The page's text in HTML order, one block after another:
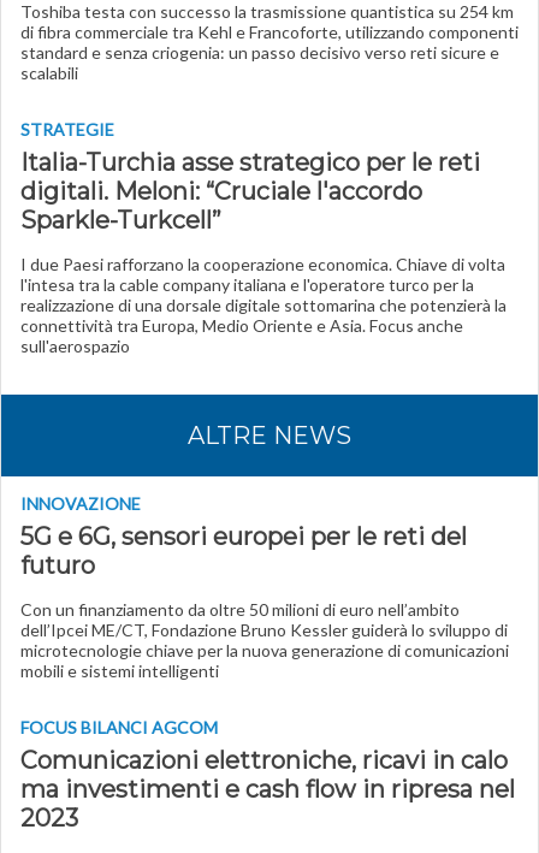
Toshiba testa con successo la trasmissione quantistica su 254 km
di fibra commerciale tra Kehl e Francoforte, utilizzando componenti
standard e senza criogenia: un passo decisivo verso reti sicure e
scalabili
STRATEGIE
Italia-Turchia asse strategico per le reti
digitali. Meloni: “Cruciale l'accordo
Sparkle-Turkcell”
I due Paesi rafforzano la cooperazione economica. Chiave di volta
l'intesa tra la cable company italiana e l'operatore turco per la
realizzazione di una dorsale digitale sottomarina che potenzierà la
connettività tra Europa, Medio Oriente e Asia. Focus anche
sull'aerospazio
ALTRE NEWS
INNOVAZIONE
5G e 6G, sensori europei per le reti del
futuro
Con un finanziamento da oltre 50 milioni di euro nell’ambito
dell’Ipcei ME/CT, Fondazione Bruno Kessler guiderà lo sviluppo di
microtecnologie chiave per la nuova generazione di comunicazioni
mobili e sistemi intelligenti
FOCUS BILANCI AGCOM
Comunicazioni elettroniche, ricavi in calo
ma investimenti e cash flow in ripresa nel
2023